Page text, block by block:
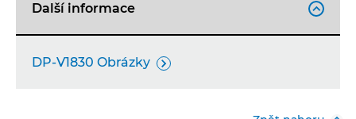
Další informace 
DP-V1830 Obrázky 